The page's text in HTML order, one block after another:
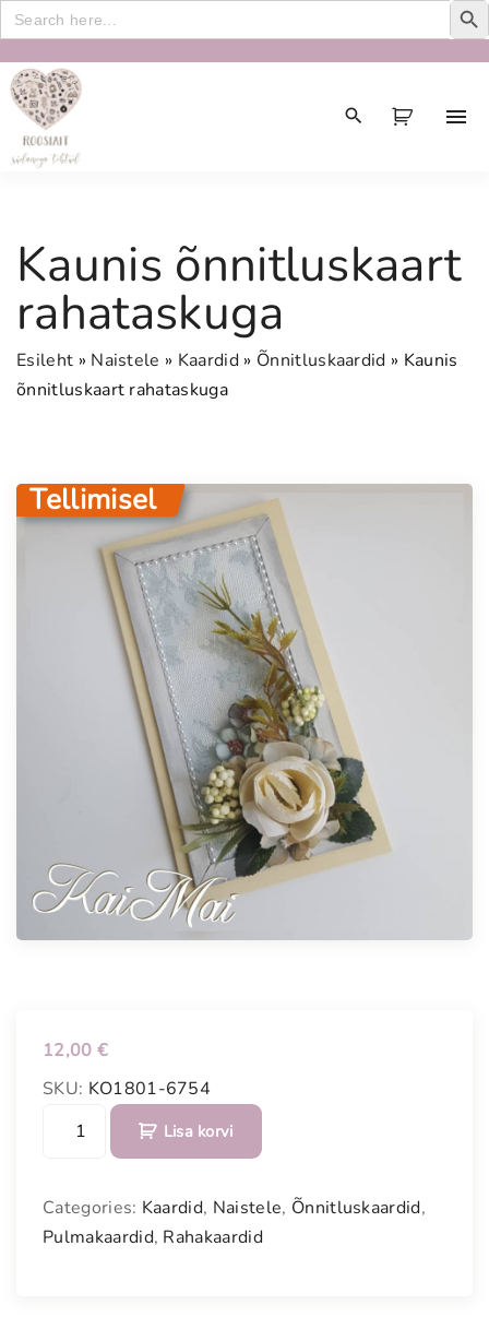
Search
for:
Kaunis õnnitluskaart
rahataskuga
Esileht » Naistele » Kaardid » Õnnitluskaardid » Kaunis
õnnitluskaart rahataskuga
Tellimisel
12,00 €
SKU: KO1801-6754
n
i
Lisa korvi
Categories: Kaardid, Naistele, Õnnitluskaardid,
Pulmakaardid, Rahakaardid